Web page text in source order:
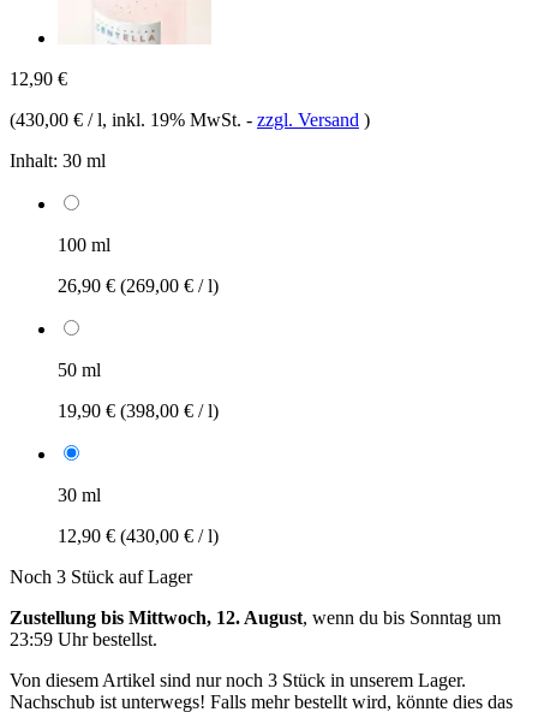
12,90 €
(430,00 € / l, inkl. 19% MwSt. - zzgl. Versand )
Inhalt: 30 ml
100 ml
26,90 € (269,00 € / l)
50 ml
19,90 € (398,00 € / l)
30 ml
12,90 € (430,00 € / l)
Noch 3 Stück auf Lager
Zustellung bis Mittwoch, 12. August, wenn du bis Sonntag um
23:59 Uhrbestellst.
Von diesem Artikel sind nur noch 3 Stück in unserem Lager.
Nachschub ist unterwegs! Falls mehr bestellt wird, könnte dies das